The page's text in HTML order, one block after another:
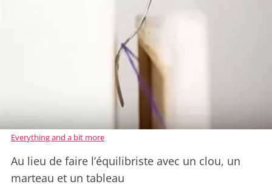
Everything and a bit more
Au lieu de faire l’équilibriste avec un clou, un
marteau et un tableau